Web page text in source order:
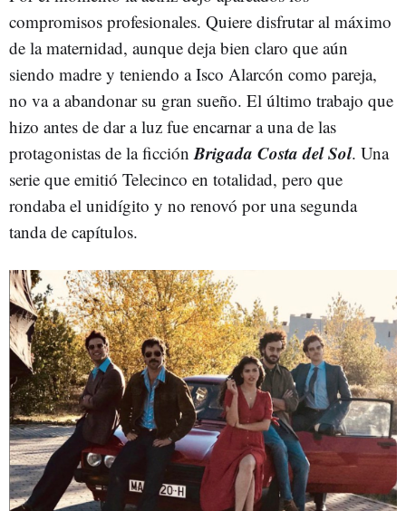
compromisos profesionales. Quiere disfrutar al máximo
de la maternidad, aunque deja bien claro que aún
siendo madre y teniendo a Isco Alarcón como pareja,
no va a abandonar su gran sueño. El último trabajo que
hizo antes de dar a luz fue encarnar a una de las
protagonistas de la ficciónBrigada Costa del Sol. Una
serie que emitió Telecinco en totalidad, pero que
rondaba el unidígito y no renovó por una segunda
tanda de capítulos.